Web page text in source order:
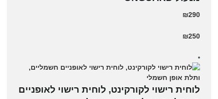
₪290
₪250
לוחית רישוי לקורקינט, לוחית רישוי לאופניים